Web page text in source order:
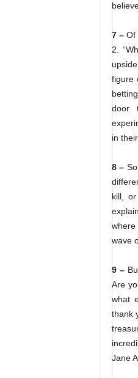
7 – Of
2.
figure
door
in
8 –
kill,
where
wave
9 –
Are
what
thank
Jane